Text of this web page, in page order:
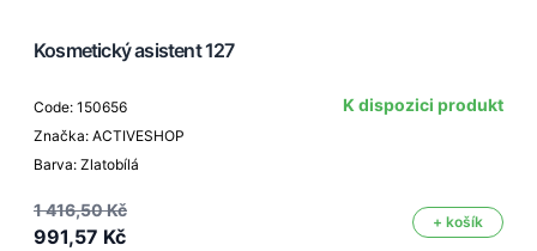
Kosmetický asistent 127
Code: 150656
Značka: ACTIVESHOP
Barva: Zlatobílá
K dispozici produkt
1 416,50 Kč
991,57 Kč
+ košík